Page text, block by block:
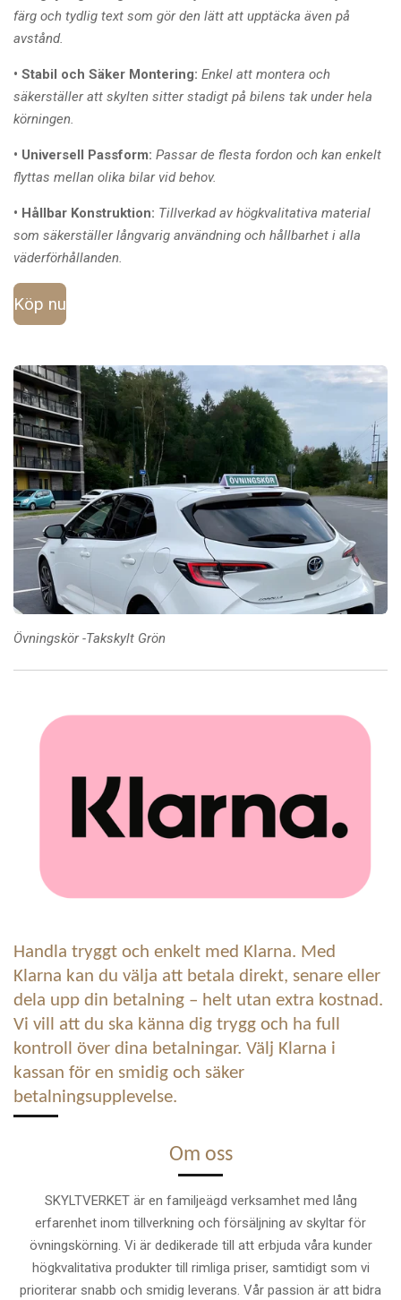
färg och tydlig text som gör den lätt att upptäcka även på
avstånd.
• Stabil och Säker Montering: Enkel att montera och
säkerställer att skylten sitter stadigt på bilens tak under hela
körningen.
• Universell Passform: Passar de flesta fordon och kan enkelt
flyttas mellan olika bilar vid behov.
• Hållbar Konstruktion: Tillverkad av högkvalitativa material
som säkerställer långvarig användning och hållbarhet i alla
väderförhållanden.
Köp nu
Övningskör -Takskylt Grön
Handla tryggt och enkelt med Klarna. Med
Klarna kan du välja att betala direkt, senare eller
dela upp din betalning – helt utan extra kostnad.
Vi vill att du ska känna dig trygg och ha full
kontroll över dina betalningar. Välj Klarna i
kassan för en smidig och säker
betalningsupplevelse.
Om oss
SKYLTVERKET är en familjeägd verksamhet med lång
erfarenhet inom tillverkning och försäljning av skyltar för
övningskörning. Vi är dedikerade till att erbjuda våra kunder
högkvalitativa produkter till rimliga priser, samtidigt som vi
prioriterar snabb och smidig leverans. Vår passion är att bidra